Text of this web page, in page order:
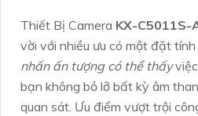
Thiết Bị Camera KX-C5011S-
vời với nhiều ưu có một đặt
nhấn ấn tượng có thể thấy
bạn không bỏ lỡ bất kỳ âm
quan sát. Ưu điểm vượt trội